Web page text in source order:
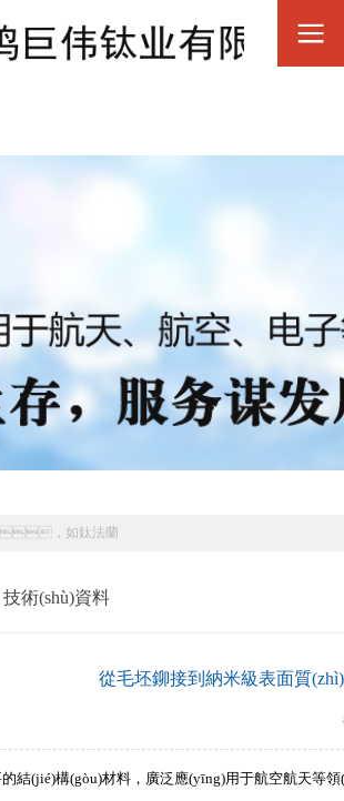
晚视频-丁香久久婷婷-香港大片大全免费
技術(shù)資料
從毛坯鉚接到納米級表面質
結(jié)構(gòu)材料，廣泛應(yīng)用于航空航天等領